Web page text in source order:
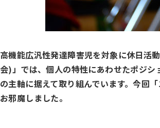
高機能広汎性発達障害児を対象に休日活
会)」では、個人の特性にあわせたポジ
の主軸に据えて取り組んでいます。今回
お邪魔しました。